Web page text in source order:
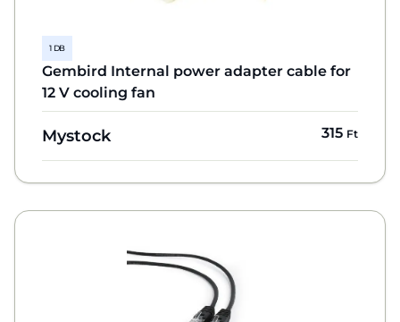
1 DB
Gembird Internal power adapter cable for
12 V cooling fan
Mystock 315 Ft